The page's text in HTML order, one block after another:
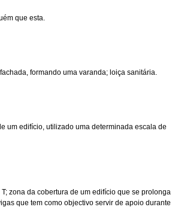
que esta.
formando uma varanda; loiça sanitária.
um edifício, utilizado uma determinada escala de
zona da cobertura de um edifício que se prolonga
que tem como objectivo servir de apoio durante